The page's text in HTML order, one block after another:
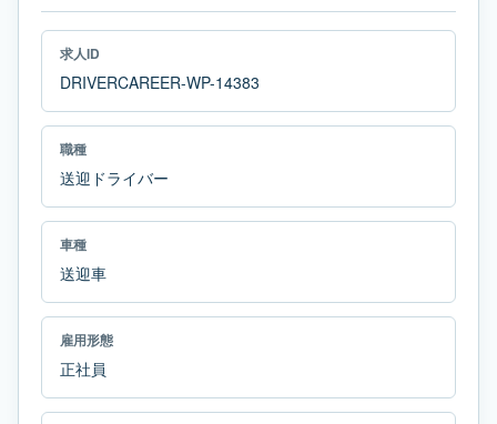
求人ID
DRIVERCAREER-WP-14383
職種
送迎ドライバー
車種
送迎車
雇用形態
正社員